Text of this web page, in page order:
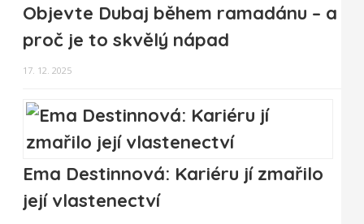
Objevte Dubaj během ramadánu – a
proč je to skvělý nápad
17. 12. 2025
Ema Destinnová: Kariéru jí zmařilo
její vlastenectví